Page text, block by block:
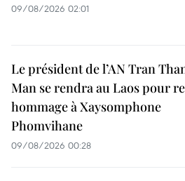
09/08/2026 02:01
Le président de l’AN Tran
Man se rendra au Laos pour
hommage à Xaysomphone
Phomvihane
09/08/2026 00:28